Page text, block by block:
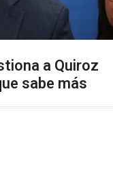
a Quiroz
sabe más